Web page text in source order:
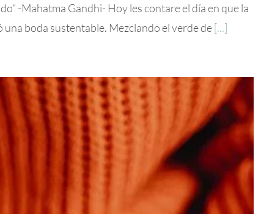
-Mahatma Gandhi- Hoy les contare el día en que la
boda sustentable. Mezclando el verde de[...]